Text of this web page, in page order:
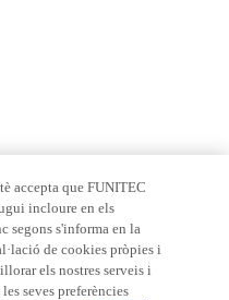
accepta que FUNITEC
incloure en els
segons s'informa en la
de cookies pròpies i
els nostres serveis i
seves preferències